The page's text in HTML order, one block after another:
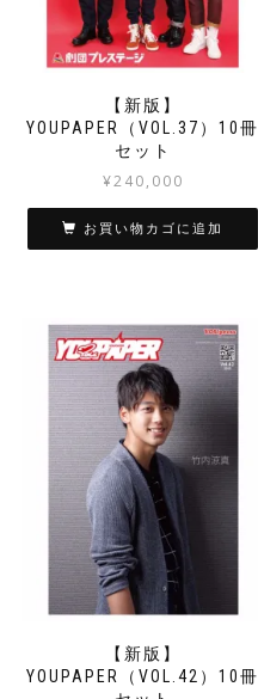
【新版】
YOUPAPER（VOL.37）10冊
セット
¥240,000
お買い物カゴに追加
【新版】
YOUPAPER（VOL.42）10冊